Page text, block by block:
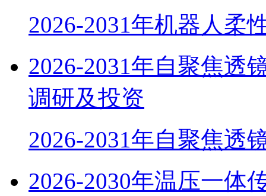
2026-2031年机器人柔
2026-2031年自聚焦透
调研及投资
2026-2031年自聚焦透
2026-2030年温压一体